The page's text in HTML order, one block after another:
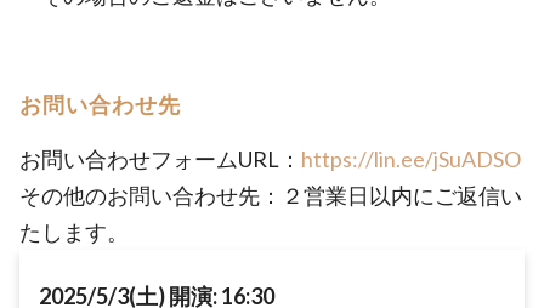
お問い合わせ先
お問い合わせフォームURL： https://lin.ee/jSuADSO
その他のお問い合わせ先：２営業日以内にご返信い
たします。
2025/5/3(土) 開演: 16:30